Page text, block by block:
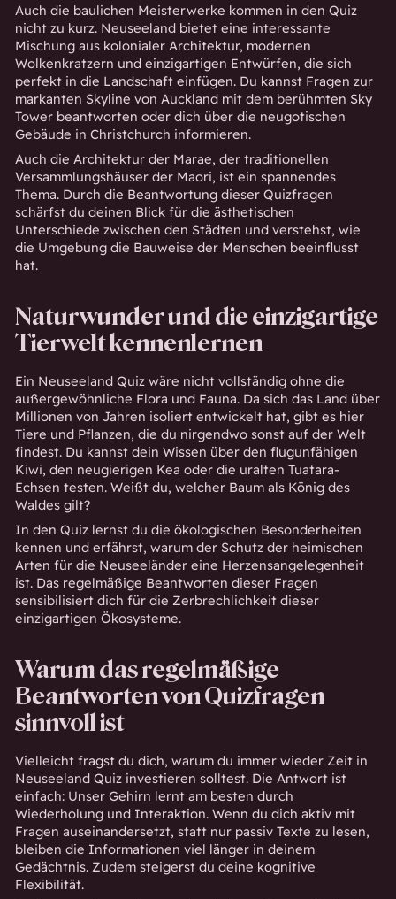
Auch die baulichen Meisterwerke kommen in den Quiz
nicht zu kurz. Neuseeland bietet eine interessante
Mischung aus kolonialer Architektur, modernen
Wolkenkratzern und einzigartigen Entwürfen, die sich
perfekt in die Landschaft einfügen. Du kannst Fragen zur
markanten Skyline von Auckland mit dem berühmten Sky
Tower beantworten oder dich über die neugotischen
Gebäude in Christchurch informieren.
Auch die Architektur der Marae, der traditionellen
Versammlungshäuser der Maori, ist ein spannendes
Thema. Durch die Beantwortung dieser Quizfragen
schärfst du deinen Blick für die ästhetischen
Unterschiede zwischen den Städten und verstehst, wie
die Umgebung die Bauweise der Menschen beeinflusst
hat.
Naturwunder und die einzigartige
Tierwelt kennenlernen
Ein Neuseeland Quiz wäre nicht vollständig ohne die
außergewöhnliche Flora und Fauna. Da sich das Land über
Millionen von Jahren isoliert entwickelt hat, gibt es hier
Tiere und Pflanzen, die du nirgendwo sonst auf der Welt
findest. Du kannst dein Wissen über den flugunfähigen
Kiwi, den neugierigen Kea oder die uralten Tuatara-
Echsen testen. Weißt du, welcher Baum als König des
Waldes gilt?
In den Quiz lernst du die ökologischen Besonderheiten
kennen und erfährst, warum der Schutz der heimischen
Arten für die Neuseeländer eine Herzensangelegenheit
ist. Das regelmäßige Beantworten dieser Fragen
sensibilisiert dich für die Zerbrechlichkeit dieser
einzigartigen Ökosysteme.
Warum das regelmäßige
Beantworten von Quizfragen
sinnvoll ist
Vielleicht fragst du dich, warum du immer wieder Zeit in
Neuseeland Quiz investieren solltest. Die Antwort ist
einfach: Unser Gehirn lernt am besten durch
Wiederholung und Interaktion. Wenn du dich aktiv mit
Fragen auseinandersetzt, statt nur passiv Texte zu lesen,
bleiben die Informationen viel länger in deinem
Gedächtnis. Zudem steigerst du deine kognitive
Flexibilität.